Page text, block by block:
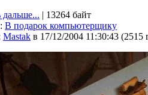
дальше... | 13264 байт
: В подарок компьютерщику
Мastak в 17/12/2004 11:30:43 (2515